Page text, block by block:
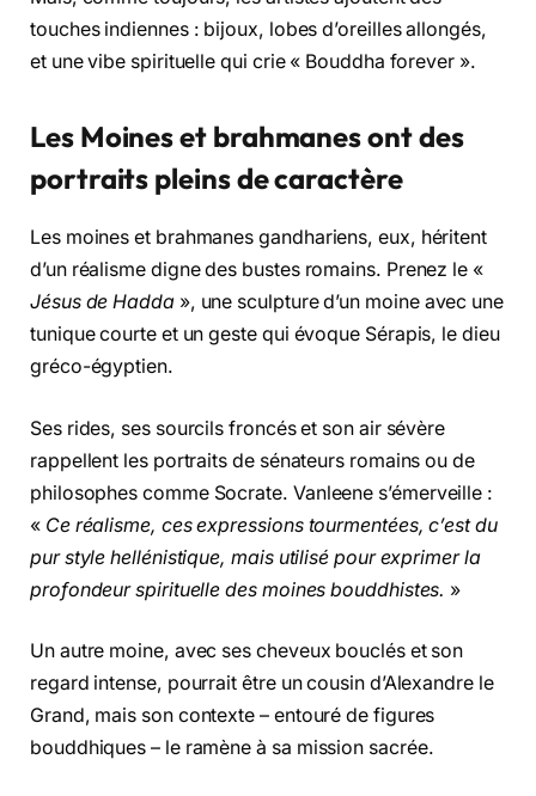
touches indiennes : bijoux, lobes d’oreilles allongés,
et une vibe spirituelle qui crie « Bouddha forever ».
Les Moines et brahmanes ont des
portraits pleins de caractère
Les moines et brahmanes gandhariens, eux, héritent
d’un réalisme digne des bustes romains. Prenez le «
Jésus de Hadda », une sculpture d’un moine avec une
tunique courte et un geste qui évoque Sérapis, le dieu
gréco-égyptien.
Ses rides, ses sourcils froncés et son air sévère
rappellent les portraits de sénateurs romains ou de
philosophes comme Socrate. Vanleene s’émerveille :
« Ce réalisme, ces expressions tourmentées, c’est du
pur style hellénistique, mais utilisé pour exprimer la
profondeur spirituelle des moines bouddhistes. »
Un autre moine, avec ses cheveux bouclés et son
regard intense, pourrait être un cousin d’Alexandre le
Grand, mais son contexte – entouré de figures
bouddhiques – le ramène à sa mission sacrée.